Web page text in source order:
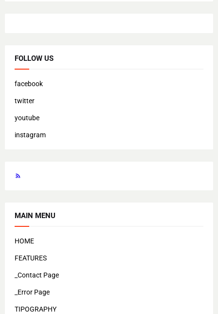
FOLLOW US
facebook
twitter
youtube
instagram
MAIN MENU
HOME
FEATURES
_Contact Page
_Error Page
TIPOGRAPHY